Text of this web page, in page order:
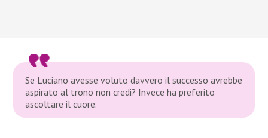
Se Luciano avesse voluto davvero il successo avrebbe
aspirato al trono non credi? Invece ha preferito
ascoltare il cuore.